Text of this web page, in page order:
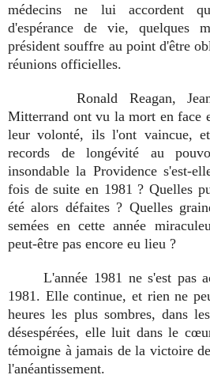
médecins ne lui accordent
d'espérance de vie, quelques
président souffre au point d'être
réunions officielles.
Ronald Reagan, Jean-
Mitterrand ont vu la mort en face
leur volonté, ils l'ont vaincue,
records de longévité au
insondable la Providence s'est-
fois de suite en 1981 ? Quelles
été alors défaites ? Quelles
semées en cette année
peut-être pas encore eu lieu ?
L'année 1981 ne s'est pas
1981. Elle continue, et rien ne
heures les plus sombres, dans
désespérées, elle luit dans le
témoigne à jamais de la victoire
l'anéantissement.